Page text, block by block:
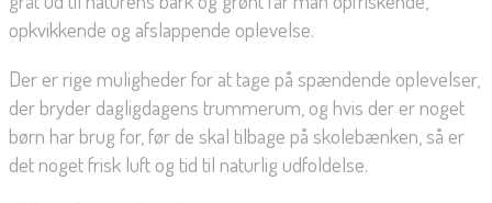
opkvikkende og afslappende oplevelse.
Der er rige muligheder for at tage på spændende oplevelser,
der bryder dagligdagens trummerum, og hvis der er noget
børn har brug for, før de skal tilbage på skolebænken, så er
det noget frisk luft og tid til naturlig udfoldelse.